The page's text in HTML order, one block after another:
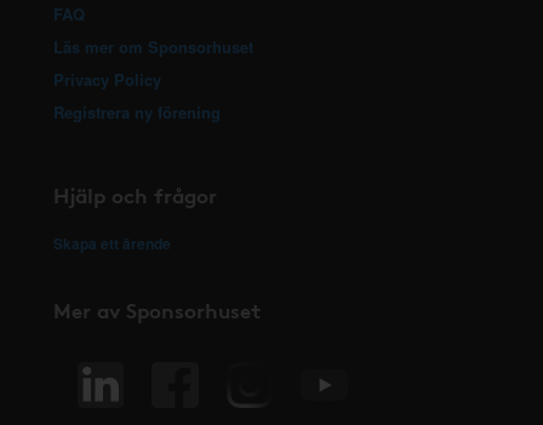
FAQ
Läs mer om Sponsorhuset
Privacy Policy
Registrera ny förening
Hjälp och frågor
Skapa ett ärende
Mer av Sponsorhuset